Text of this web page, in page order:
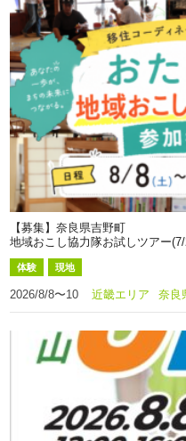
【募集】奈良県吉野町
地域おこし協力隊お試しツアー(7/
体験 現地
2026/8/8〜10 近畿エリア 奈良